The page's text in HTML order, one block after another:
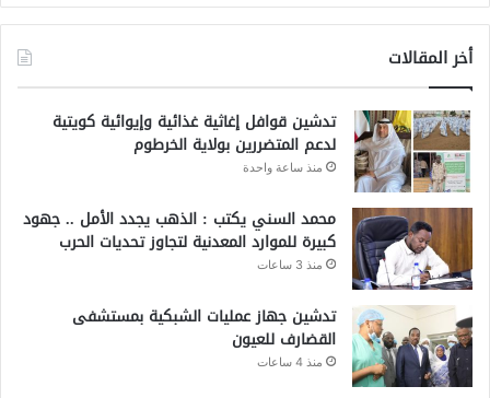
أخر المقالات
تدشين قوافل إغاثية غذائية وإيوائية كويتية
لدعم المتضررين بولاية الخرطوم
منذ ساعة واحدة
محمد السني يكتب : الذهب يجدد الأمل .. جهود
كبيرة للموارد المعدنية لتجاوز تحديات الحرب
منذ 3 ساعات
تدشين جهاز عمليات الشبكية بمستشفى
القضارف للعيون
منذ 4 ساعات